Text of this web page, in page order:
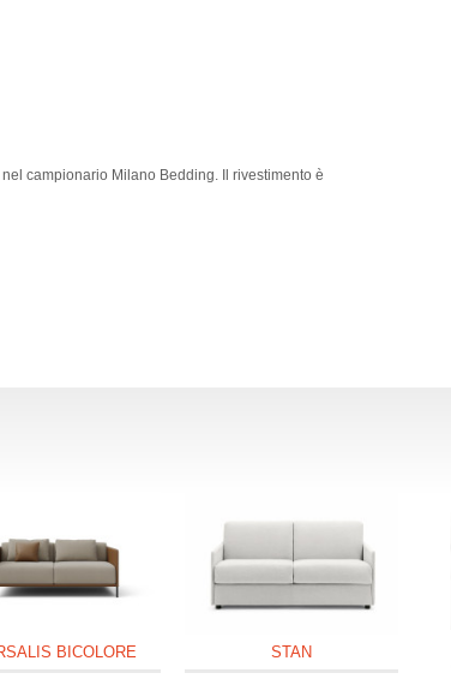
campionario Milano Bedding. Il rivestimento è
BICOLORE STAN